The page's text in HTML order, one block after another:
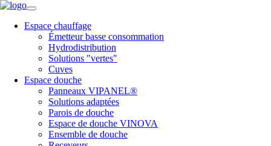
Espace chauffage
Émetteur basse consommation
Hydrodistribution
Solutions "vertes"
Cuves
Espace douche
Panneaux VIPANEL®
Solutions adaptées
Parois de douche
Espace de douche VINOVA
Ensemble de douche